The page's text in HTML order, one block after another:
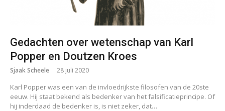
Gedachten over wetenschap van Karl
Popper en Doutzen Kroes
Sjaak Scheele 28 juli 2020
Karl Popper was een van de invloedrijkste filosofen van de 20ste
eeuw. Hij staat bekend als bedenker van het falsificatieprincipe. Of
hij inderdaad de bedenker is, is niet zeker, dat…